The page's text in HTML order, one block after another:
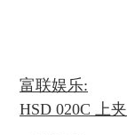
富联娱乐:
HSD 020C 上夹